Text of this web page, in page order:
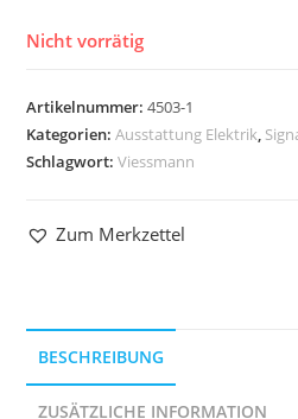
Nicht vorrätig
Artikelnummer:4503-1
Kategorien:Ausstattung Elektrik,
Schlagwort:Viessmann
Zum Merkzettel
BESCHREIBUNG
ZUSÄTZLICHE INFORMATION